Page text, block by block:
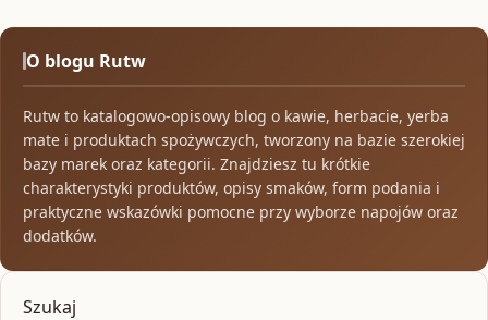
O blogu Rutw
Rutw to katalogowo-opisowy blog o kawie, herbacie, yerba
mate i produktach spożywczych, tworzony na bazie szerokiej
bazy marek oraz kategorii. Znajdziesz tu krótkie
charakterystyki produktów, opisy smaków, form podania i
praktyczne wskazówki pomocne przy wyborze napojów oraz
dodatków.
Szukaj